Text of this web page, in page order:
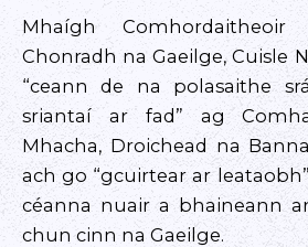
Mhaígh Comhordaitheoir
Chonradh na Gaeilge, Cuisle
“ceann de na polasaithe
sriantaí ar fad” ag
Mhacha, Droichead na
ach go “gcuirtear ar
céanna nuair a bhaineann
chun cinn na Gaeilge.